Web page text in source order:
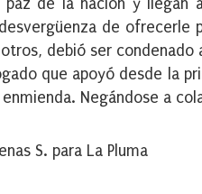
de la nación y llegan
de ofrecerle
debió ser
que apoyó desde la
Negándose a
S. para La Pluma